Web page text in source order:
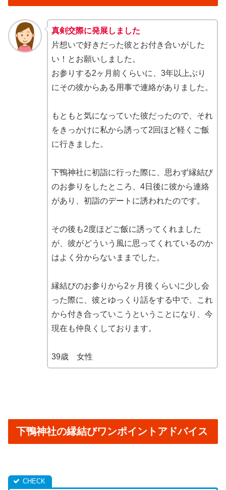
真剣交際に発展しました
片想いで好きだった彼とお付き合いがした
い！とお願いしました。
お参りする2ヶ月前くらいに、3年以上ぶり
にその彼からある用事で連絡がありました。
もともと気になっていた彼だったので、それ
をきっかけに私から誘って2回ほど軽くご飯
に行きました。
下鴨神社に初詣に行った際に、思わず縁結び
のお参りをしたところ、4日後に彼から連絡
があり、初詣のデートに誘われたのです。
その後も2度ほどご飯に誘ってくれました
が、彼がどういう風に思ってくれているのか
はよく分からないままでした。
縁結びのお参りから2ヶ月後くらいに少し会
った際に、彼とゆっくり話をする中で、これ
から付き合っていこうということになり、今
現在も仲良くしております。
39歳 女性
下鴨神社の縁結びワンポイントアドバイス